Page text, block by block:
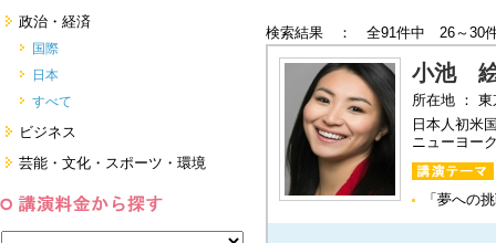
面接・ディスカッション・マナー
対策
就職．業界・企業研究
すべて
健康・美容・女性・食育
看護・介護・ボランティア
家族・住まい・デザイン・マネー
モチベーション・経験・夢
すべて
政治・経済
国際
日本
すべて
ビジネス
経営・マーケティング・ファイナ
ンス
コーチング・メンタルヘルス・人
芸能・文化・スポーツ・環境
スポーツ
検索結果 ： 全91件中 26～30
小池
所在地 ：
日本人初米
ニューヨー
「夢への